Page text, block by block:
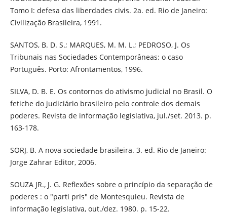
Tomo I: defesa das liberdades civis. 2a. ed. Rio de Janeiro:
Civilização Brasileira, 1991.
SANTOS, B. D. S.; MARQUES, M. M. L.; PEDROSO, J. Os
Tribunais nas Sociedades Contemporâneas: o caso
Português. Porto: Afrontamentos, 1996.
SILVA, D. B. E. Os contornos do ativismo judicial no Brasil. O
fetiche do judiciário brasileiro pelo controle dos demais
poderes. Revista de informação legislativa, jul./set. 2013. p.
163-178.
SORJ, B. A nova sociedade brasileira. 3. ed. Rio de Janeiro:
Jorge Zahrar Editor, 2006.
SOUZA JR., J. G. Reflexões sobre o princípio da separação de
poderes : o "parti pris" de Montesquieu. Revista de
informação legislativa, out./dez. 1980. p. 15-22.